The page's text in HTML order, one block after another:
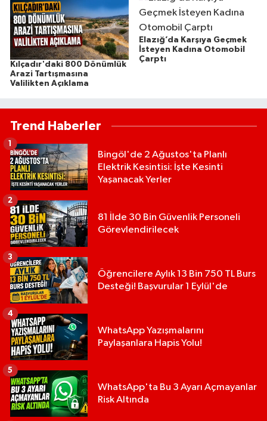
Kılçadır'daki 800 Dönümlük
Arazi Tartışmasına
Valilikten Açıklama
Elazığ’da Karşıya Geçmek
İsteyen Kadına Otomobil
Çarptı
Trend Haberler
Bingöl'de 2 Ağustos'ta Planlı
Elektrik Kesintisi: İşte Kesinti
Yaşanacak Yerler
1
81 İlde 30 Bin Güvenlik Personeli
Görevlendirilecek
2
Öğrencilere Aylık 13 Bin 750 TL Burs
Desteği! Başvurular 1 Eylül'de
3
WhatsApp Yazışmalarını
Paylaşanlara Hapis Yolu!
4
WhatsApp'ta Bu 3 Ayarı Açmayanlar
Risk Altında
5